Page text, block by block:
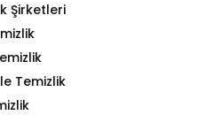
Şirketleri
Temizlik